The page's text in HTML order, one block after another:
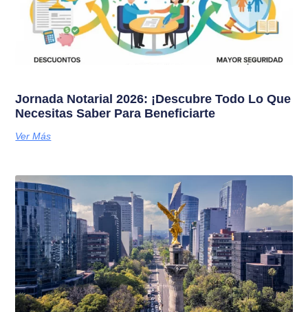
Jornada Notarial 2026: ¡Descubre Todo Lo Que
Necesitas Saber Para Beneficiarte
Ver Más